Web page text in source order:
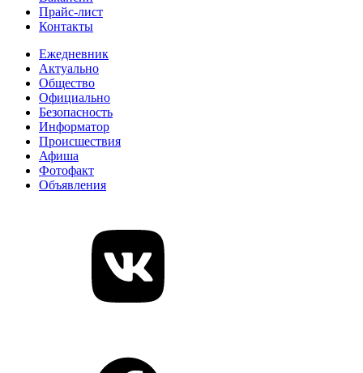
Прайс-лист
Контакты
Ежедневник
Актуально
Общество
Официально
Безопасность
Информатор
Происшествия
Афиша
Фотофакт
Объявления